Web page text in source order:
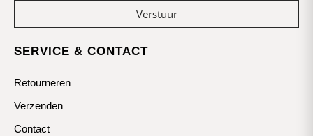
Verstuur
SERVICE & CONTACT
Retourneren
Verzenden
Contact